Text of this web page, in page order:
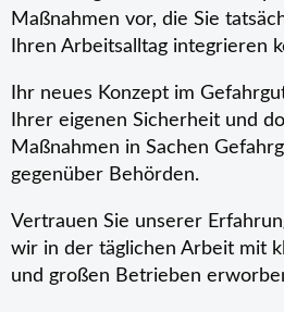
Maßnahmen vor, die Sie
Ihren Arbeitsalltag integrieren
Ihr neues Konzept im
Ihrer eigenen Sicherheit und
Maßnahmen in Sachen
gegenüber Behörden.
Vertrauen Sie unserer
wir in der täglichen Arbeit mit
und großen Betrieben